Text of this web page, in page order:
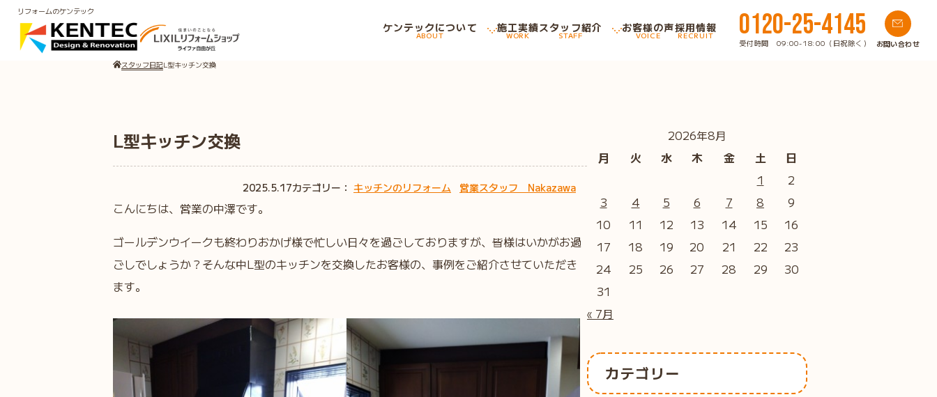
リフォームのケンテック
ケンテックについて
ABOUT
施工実績
WORK
スタッフ紹介
STAFF
お客様の声
VOICE
採用情報
RECRUIT 0120-25-4145
受付時間 09:00-18:00（日祝除く） お問い合わせ
スタッフ日記L型キッチン交換
L型キッチン交換
2025.5.17カテゴリー： キッチンのリフォーム 営業スタッフ Nakazawa
こんにちは、営業の中澤です。
ゴールデンウイークも終わりおかげ様で忙しい日々を過ごしておりますが、皆様はいかがお過
ごしでしょうか？そんな中L型のキッチンを交換したお客様の、事例をご紹介させていただき
ます。
2026年8月
月
火 水 木 金 土 日
« 7月
1
2
3
4 5 6 7 8
9
10
11 12 13 14 15
16
17
18 19 20 21 22
23
24
25 26 27 28 29
30
31
カテゴリー